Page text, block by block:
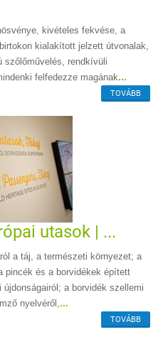
kivételes fekvése, a
kialakított jelzett útvonalak,
szőlőművelés, rendkívüli
felfedezze magának...
TOVÁBB
utasok | ...
a táj, a természeti környezet; a
pincék és a borvidékek épített
a borvidék szellemi
nyelvéről, ...
TOVÁBB